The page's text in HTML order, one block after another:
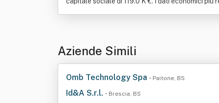
Aziende Simili
Omb Technology Spa • Paitone, BS
Id&A S.r.l. • Brescia, BS